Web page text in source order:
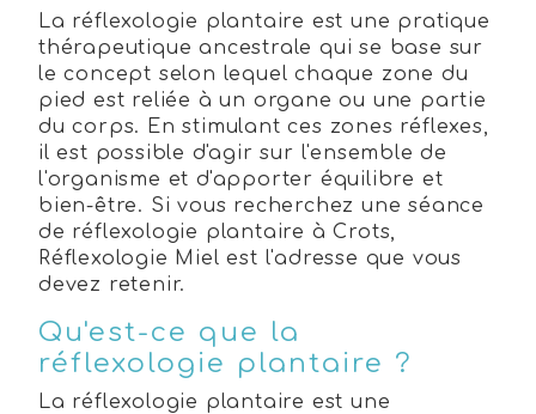
La réflexologie plantaire est une pratique
thérapeutique ancestrale qui se base sur
le concept selon lequel chaque zone du
pied est reliée à un organe ou une partie
du corps. En stimulant ces zones réflexes,
il est possible d'agir sur l'ensemble de
l'organisme et d'apporter équilibre et
bien-être. Si vous recherchez une séance
de réflexologie plantaire à Crots,
Réflexologie Miel est l'adresse que vous
devez retenir.
Qu'est-ce que la
réflexologie plantaire ?
La réflexologie plantaire est une